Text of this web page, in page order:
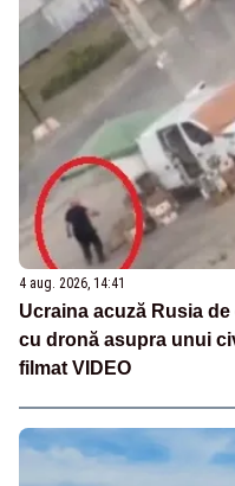
4 aug. 2026, 14:41
Ucraina acuză Rusia
cu dronă asupra unui
filmat VIDEO